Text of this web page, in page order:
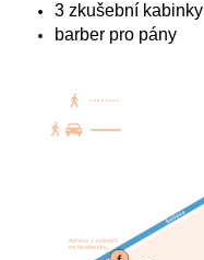
3 zkušební kabinky
barber pro pány